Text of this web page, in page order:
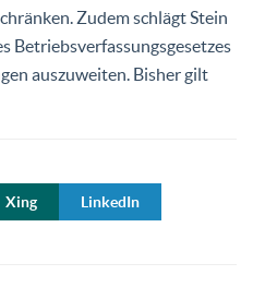
Zudem schlägt Stein
Betriebsverfassungsgesetzes
auszuweiten. Bisher gilt
Xing LinkedIn